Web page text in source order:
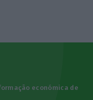
económica de